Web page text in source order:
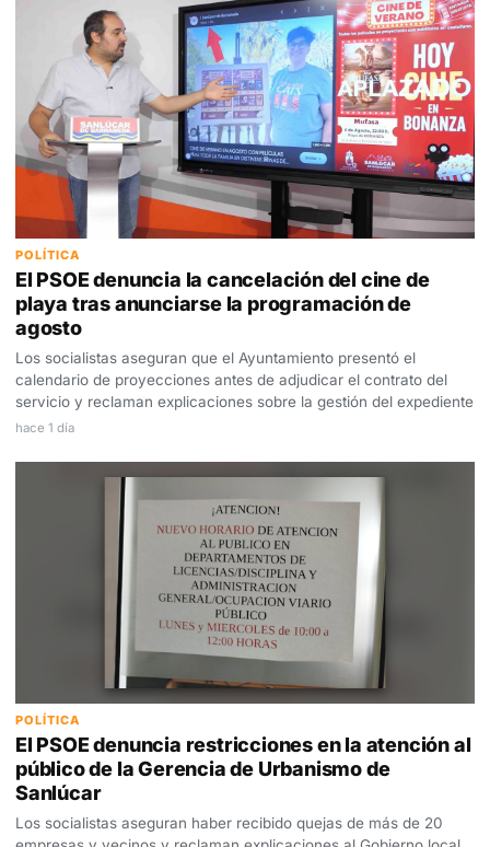
POLÍTICA
El PSOE denuncia la cancelación del cine de
playa tras anunciarse la programación de
agosto
Los socialistas aseguran que el Ayuntamiento presentó el
calendario de proyecciones antes de adjudicar el contrato del
servicio y reclaman explicaciones sobre la gestión del expediente
hace 1 día
POLÍTICA
El PSOE denuncia restricciones en la atención al
público de la Gerencia de Urbanismo de
Sanlúcar
Los socialistas aseguran haber recibido quejas de más de 20